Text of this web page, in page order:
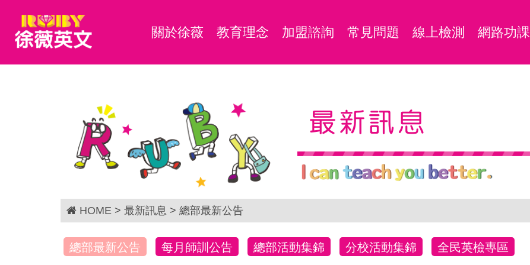
關於徐薇 教育理念 加盟諮詢 常見問題 線上檢測 網路功課
最新訊息
HOME > 最新訊息 > 總部最新公告
總部最新公告 每月師訓公告 總部活動集錦 分校活動集錦 全民英檢專區